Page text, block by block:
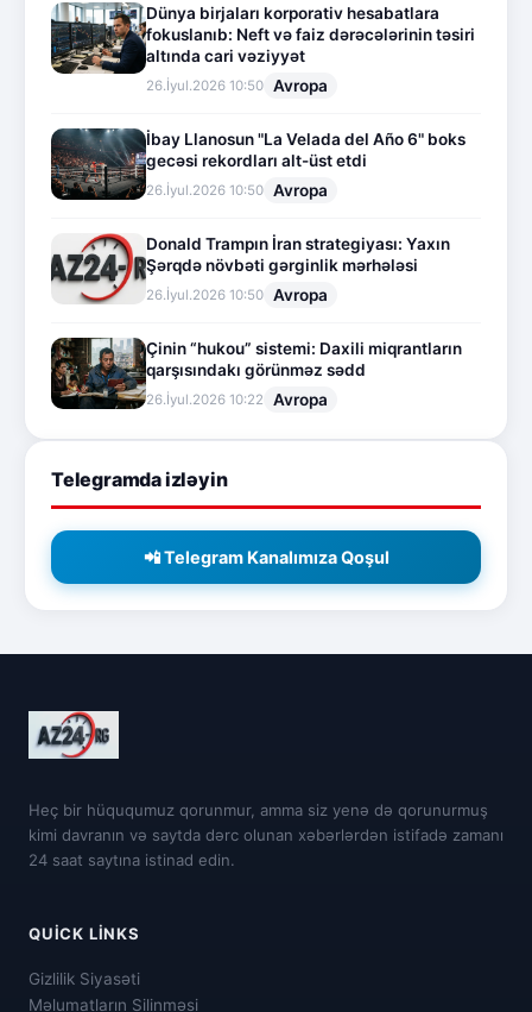
Dünya birjaları korporativ hesabatlara
fokuslanıb: Neft və faiz dərəcələrinin təsiri
altında cari vəziyyət
26.İyul.2026 10:50 Avropa
İbay Llanosun "La Velada del Año 6" boks
gecəsi rekordları alt-üst etdi
26.İyul.2026 10:50 Avropa
Donald Trampın İran strategiyası: Yaxın
Şərqdə növbəti gərginlik mərhələsi
26.İyul.2026 10:50 Avropa
Çinin “hukou” sistemi: Daxili miqrantların
qarşısındakı görünməz sədd
26.İyul.2026 10:22 Avropa
Telegramda izləyin
📲 Telegram Kanalımıza Qoşul
Heç bir hüququmuz qorunmur, amma siz yenə də qorunurmuş
kimi davranın və saytda dərc olunan xəbərlərdən istifadə zamanı
24 saat saytına istinad edin.
QUICK LINKS
Gizlilik Siyasəti
Məlumatların Silinməsi